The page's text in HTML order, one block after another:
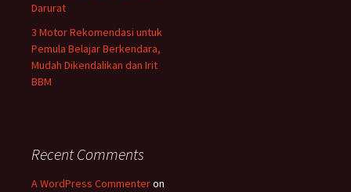
Darurat
3 Motor Rekomendasi untuk
Pemula Belajar Berkendara,
Mudah Dikendalikan dan Irit
BBM
Recent Comments
A WordPress Commenteron